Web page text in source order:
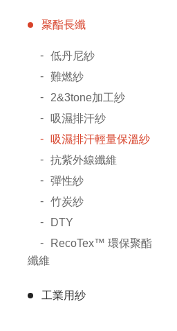
聚酯長纖
低丹尼紗
難燃紗
2&3tone加工紗
吸濕排汗紗
吸濕排汗輕量保溫紗
抗紫外線纖維
彈性紗
竹炭紗
DTY
RecoTex™ 環保聚酯
纖維
工業用紗